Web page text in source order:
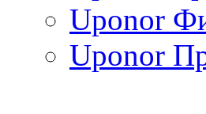
Uponor
Uponor